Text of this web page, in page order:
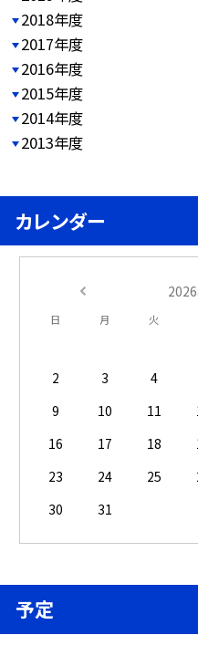
2018年度
2017年度
2016年度
2015年度
2014年度
2013年度
カレンダー
日 月 火
2
3 4
9
10 11
16
17 18
23
24 25
30
31
予定